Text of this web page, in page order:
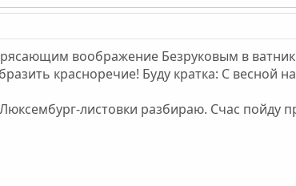
воображение Безруковым в
красноречие! Буду кратка: С весной
листовки разбираю. Счас пойду